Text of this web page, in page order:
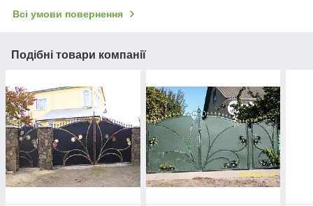
Всі умови повернення
Подібні товари компанії